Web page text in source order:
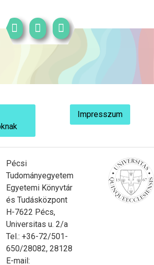
Impresszum
Pécsi
Tudományegyetem
Egyetemi Könyvtár
és Tudásközpont
H-7622 Pécs,
Universitas u. 2/a
Tel.: +36-72/501-
650/28082, 28128
E-mail: